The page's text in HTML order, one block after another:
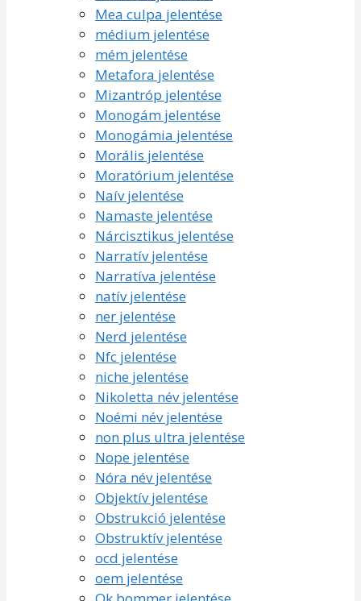
Mea culpa jelentése
médium jelentése
mém jelentése
Metafora jelentése
Mizantróp jelentése
Monogám jelentése
Monogámia jelentése
Morális jelentése
Moratórium jelentése
Naív jelentése
Namaste jelentése
Nárcisztikus jelentése
Narratív jelentése
Narratíva jelentése
natív jelentése
ner jelentése
Nerd jelentése
Nfc jelentése
niche jelentése
Nikoletta név jelentése
Noémi név jelentése
non plus ultra jelentése
Nope jelentése
Nóra név jelentése
Objektív jelentése
Obstrukció jelentése
Obstruktív jelentése
ocd jelentése
oem jelentése